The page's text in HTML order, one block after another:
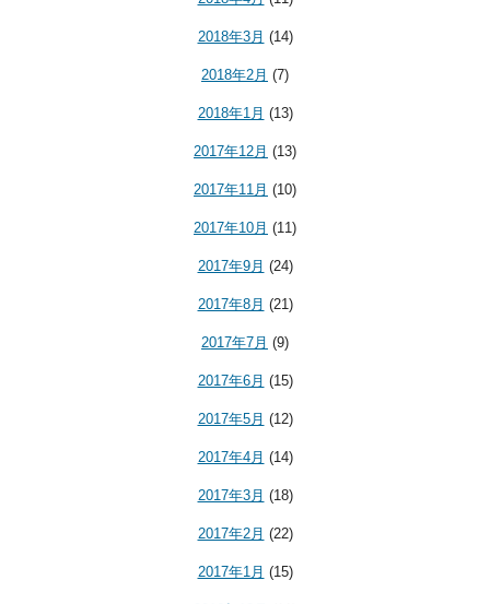
2018年3月 (14)
2018年2月 (7)
2018年1月 (13)
2017年12月 (13)
2017年11月 (10)
2017年10月 (11)
2017年9月 (24)
2017年8月 (21)
2017年7月 (9)
2017年6月 (15)
2017年5月 (12)
2017年4月 (14)
2017年3月 (18)
2017年2月 (22)
2017年1月 (15)